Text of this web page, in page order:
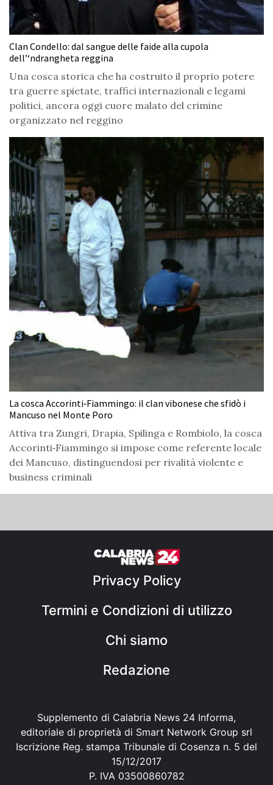
Clan Condello: dal sangue delle faide alla cupola
dell’‘ndrangheta reggina
Una cosca storica che ha costruito il proprio potere
tra guerre spietate, traffici internazionali e legami
politici, ancora oggi cuore malato del crimine
organizzato nel reggino
La cosca Accorinti‑Fiammingo: il clan vibonese che sfidò i
Mancuso nel Monte Poro
Attiva tra Zungri, Drapia, Spilinga e Rombiolo, la cosca
Accorinti‑Fiammingo si impose come referente locale
dei Mancuso, distinguendosi per rivalità violente e
business criminali
Privacy Policy
Termini e Condizioni di utilizzo
Chi siamo
Redazione
Supplemento di Calabria News 24 Informa,
editoriale di proprietà di Smart Network Group srl
Iscrizione Reg. stampa Tribunale di Cosenza n. 5 del
15/12/2017
P. IVA 03500860782